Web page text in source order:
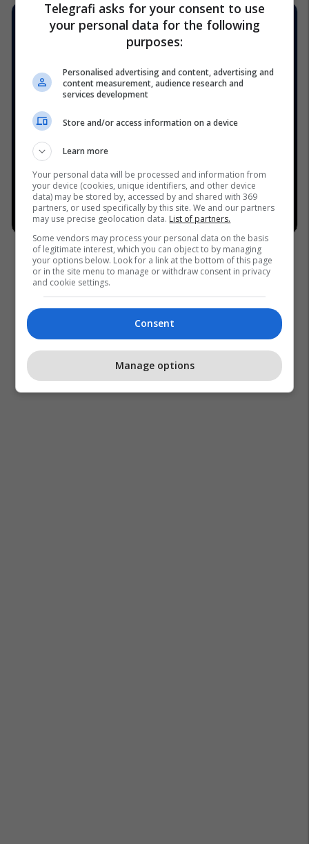
Telegrafi asks for your consent to use
your personal data for the following
purposes:
Personalised advertising and content, advertising and
content measurement, audience research and
services development
Store and/or access information on a device
Learn more
Your personal data will be processed and information from
your device (cookies, unique identifiers, and other device
data) may be stored by, accessed by and shared with 369
partners, or used specifically by this site. We and our partners
may use precise geolocation data. List of partners.
Some vendors may process your personal data on the basis
of legitimate interest, which you can object to by managing
your options below. Look for a link at the bottom of this page
or in the site menu to manage or withdraw consent in privacy
and cookie settings.
Consent
Manage options